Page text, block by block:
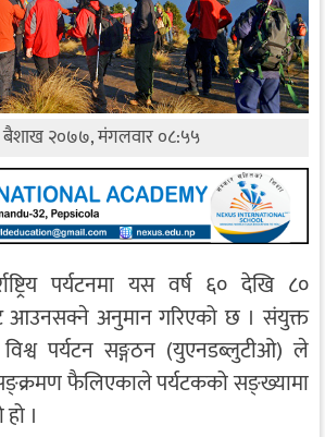
२०७७, मंगलवार ०८:५५
पर्यटनमा यस वर्ष ६० देखि ८०
आउनसक्ने अनुमान गरिएको छ । संयुक्त
विश्व पर्यटन सङ्गठन (युएनडब्लुटीओ) ले
फैलिएकाले पर्यटकको सङ्ख्यामा
।